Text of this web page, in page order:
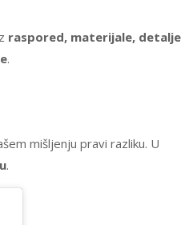
raspored, materijale, detalje
.
mišljenju pravi razliku. U
.